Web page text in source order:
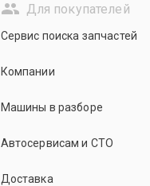
Для покупателей
Сервис поиска запчастей
Компании
Машины в разборе
Автосервисам и СТО
Доставка